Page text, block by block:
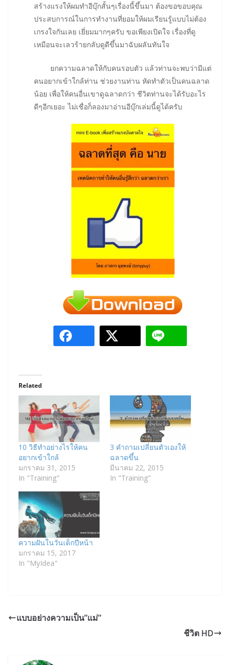
สร้างแรงให้ผมทำอีบุ๊กสั้นๆเรื่องนี้ขึ้นมา ต้องขอขอบคุณ
ประสบการณ์ในการทำงานที่ยอมให้ผมเรียนรู้แบบไม่ต้อง
เกรงใจกันเลย เยี่ยมมากๆครับ ขอเพียงเปิดใจ เรื่องที่ดู
เหมือนจะเลวร้ายกลับดูดีขึ้นมาฉับผลันทันใจ
ยกความฉลาดให้กับคนรอบตัว แล้วท่านจะพบว่ามีแต่
คนอยากเข้าใกล้ท่าน ช่วยงานท่าน หัดทำตัวเป็นคนฉลาด
น้อย เพื่อให้คนอื่นเขาดูฉลาดกว่า ชีวิตท่านจะได้รับอะไร
ดีๆอีกเยอะ ไม่เชื่อก็ลองมาอ่านอีบุ๊กเล่มนี้ดูได้ครับ
Related
10 วิธีทำอย่างไรให้คน
อยากเข้าใกล้
มกราคม 31, 2015
In "Training"
3 คำถามเปลี่ยนตัวเองให้
ฉลาดขึ้น
มีนาคม 22, 2015
In "Training"
ความฝันในวันเด็กปีหน้า
มกราคม 15, 2017
In "MyIdea"
แบบอย่างความเป็น”แม่”
ชีวิต HD